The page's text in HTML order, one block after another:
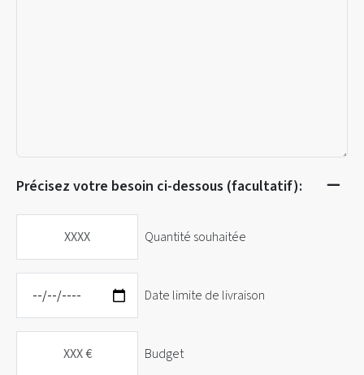
Précisez votre besoin ci-dessous (facultatif):
Quantité souhaitée
Date limite de livraison
Budget